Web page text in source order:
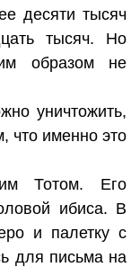
десяти тысяч
тысяч. Но
образом не
уничтожить,
что именно это
Тотом. Его
ибиса. В
и палетку с
для письма на